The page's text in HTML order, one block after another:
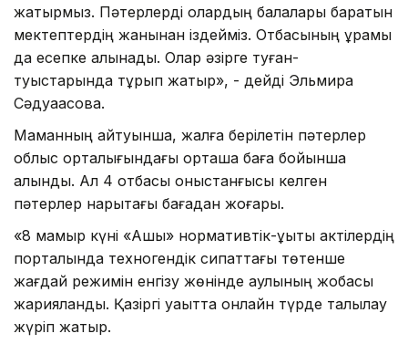
жатырмыз. Пәтерлерді олардың балалары баратын
мектептердің жанынан іздейміз. Отбасының құрамы
да есепке алынады. Олар әзірге туған-
туыстарында тұрып жатыр», - дейді Эльмира
Сәдуақасова.
Маманның айтуынша, жалға берілетін пәтерлер
облыс орталығындағы орташа баға бойынша
алынды. Ал 4 отбасы қоныстанғысы келген
пәтерлер нарықтағы бағадан жоғары.
«8 мамыр күні «Ашық» нормативтік-құқықтық актілердің
порталында техногендік сипаттағы төтенше
жағдай режимін енгізу жөнінде қаулының жобасы
жарияланды. Қазіргі уақытта онлайн түрде талқылау
жүріп жатыр.